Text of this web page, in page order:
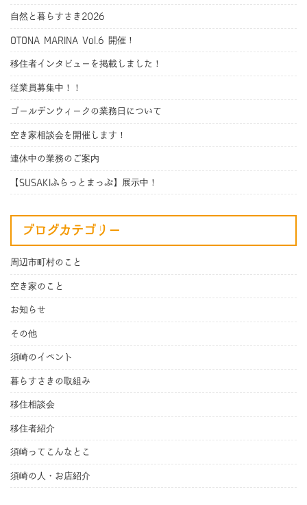
自然と暮らすさき2026
OTONA MARINA Vol.6 開催！
移住者インタビューを掲載しました！
従業員募集中！！
ゴールデンウィークの業務日について
空き家相談会を開催します！
連休中の業務のご案内
【SUSAKIふらっとまっぷ】展示中！
ブログカテゴリー
周辺市町村のこと
空き家のこと
お知らせ
その他
須崎のイベント
暮らすさきの取組み
移住相談会
移住者紹介
須崎ってこんなとこ
須崎の人・お店紹介